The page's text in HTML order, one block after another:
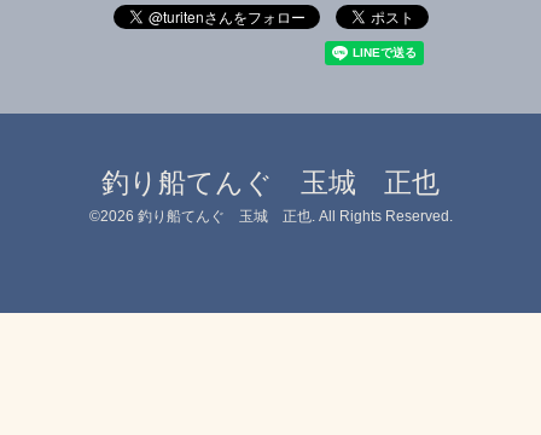
釣り船てんぐ 玉城 正也
©2026 釣り船てんぐ 玉城 正也. All Rights Reserved.